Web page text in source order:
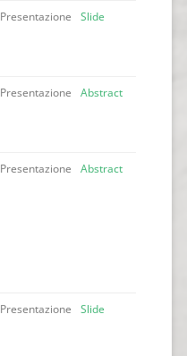
Presentazione Slide
Presentazione Abstract
Presentazione Abstract
Presentazione Slide